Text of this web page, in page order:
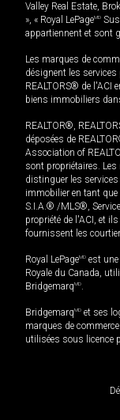
Valley Real Estate,
», « Royal LePageMD
appartiennent et sont
Les marques de
désignent les
REALTORS® de l'ACI
biens immobiliers
REALTOR®,
déposées de
Association of
sont propriétaires. Les
distinguer les
immobilier en tant
S.I.A.® /MLS®,
propriété de l'ACI, et
fournissent les
Royal LePageMD est
Royale du Canada,
BridgemarqMD.
BridgemarqMD et ses
marques de
utilisées sous licence